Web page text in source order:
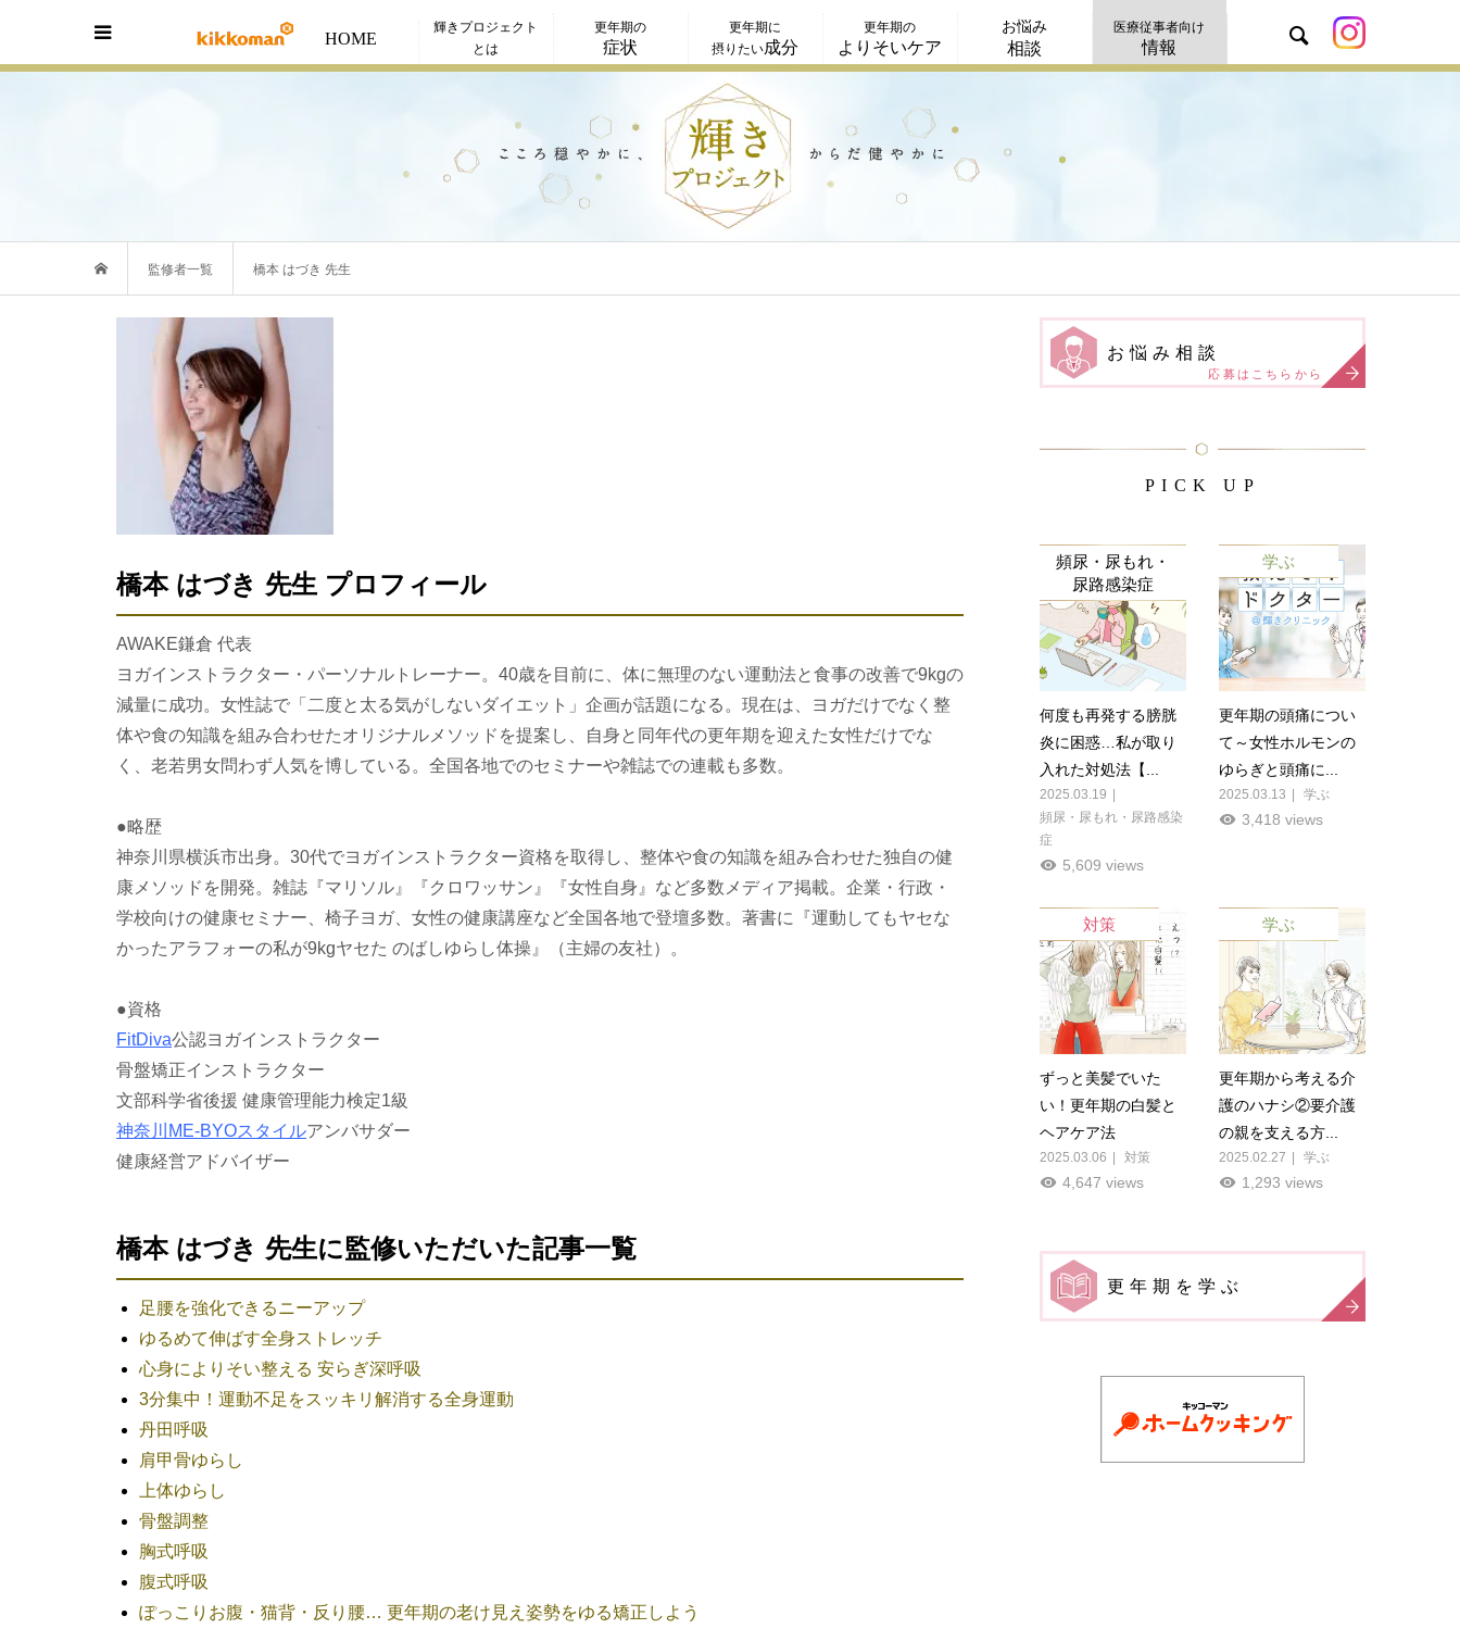
HOME
輝きプロジェクト
とは
更年期の
症状
更年期に
摂りたい成分
更年期の
よりそいケア
お悩み
相談
医療従事者向け
情報
監修者一覧 橋本 はづき 先生
橋本 はづき 先生 プロフィール
AWAKE鎌倉 代表
ヨガインストラクター・パーソナルトレーナー。40歳を目前に、体に無理のない運動法と食事の改善で9kgの
減量に成功。女性誌で「二度と太る気がしないダイエット」企画が話題になる。現在は、ヨガだけでなく整
体や食の知識を組み合わせたオリジナルメソッドを提案し、自身と同年代の更年期を迎えた女性だけでな
く、老若男女問わず人気を博している。全国各地でのセミナーや雑誌での連載も多数。
●略歴
神奈川県横浜市出身。30代でヨガインストラクター資格を取得し、整体や食の知識を組み合わせた独自の健
康メソッドを開発。雑誌『マリソル』『クロワッサン』『女性自身』など多数メディア掲載。企業・行政・
学校向けの健康セミナー、椅子ヨガ、女性の健康講座など全国各地で登壇多数。著書に『運動してもヤセな
かったアラフォーの私が9kgヤセた のばしゆらし体操』（主婦の友社）。
●資格
FitDiva公認ヨガインストラクター
骨盤矯正インストラクター
文部科学省後援 健康管理能力検定1級
神奈川ME-BYOスタイルアンバサダー
健康経営アドバイザー
橋本 はづき 先生に監修いただいた記事一覧
足腰を強化できるニーアップ
ゆるめて伸ばす全身ストレッチ
心身によりそい整える 安らぎ深呼吸
3分集中！運動不足をスッキリ解消する全身運動
丹田呼吸
肩甲骨ゆらし
上体ゆらし
骨盤調整
胸式呼吸
腹式呼吸
ぽっこりお腹・猫背・反り腰… 更年期の老け見え姿勢をゆる矯正しよう
お悩み相談
応募はこちらから
PICK UP
頻尿・尿もれ・
尿路感染症
何度も再発する膀胱
炎に困惑…私が取り
入れた対処法【...
2025.03.19
頻尿・尿もれ・尿路感染
症
5,609 views
学ぶ
更年期の頭痛につい
て～女性ホルモンの
ゆらぎと頭痛に...
2025.03.13 学ぶ
3,418 views
対策
ずっと美髪でいた
い！更年期の白髪と
ヘアケア法
2025.03.06 対策
4,647 views
学ぶ
更年期から考える介
護のハナシ②要介護
の親を支える方...
2025.02.27 学ぶ
1,293 views
更年期を学ぶ